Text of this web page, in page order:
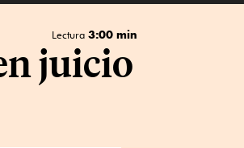
Lectura 3:00 min
juicio